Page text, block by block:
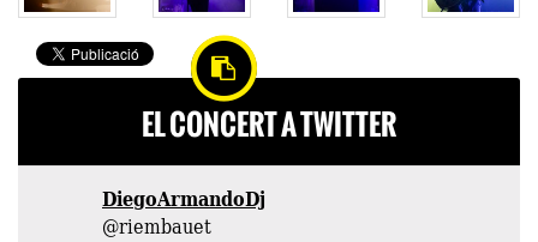
EL CONCERT A TWITTER
DiegoArmandoDj
@riembauet